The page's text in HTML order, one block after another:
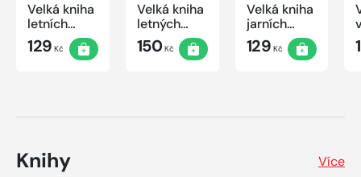
Velká kniha
letních
křížovek
2026
129 Kč
Velká kniha
letných
krížoviek s
TV JOJ
150Kč
Velká kniha
jarních
křížovek
2026
129 Kč
Knihy Více